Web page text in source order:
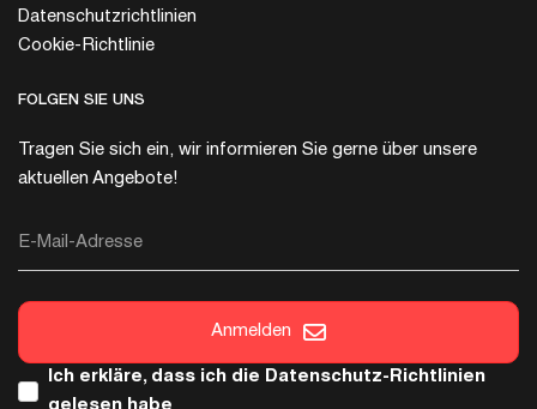
Datenschutzrichtlinien
Cookie-Richtlinie
FOLGEN SIE UNS
Tragen Sie sich ein, wir informieren Sie gerne über unsere
aktuellen Angebote!
E-Mail-Adresse
Anmelden
Ich erkläre, dass ich die Datenschutz-Richtlinien